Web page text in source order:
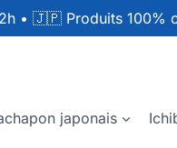
• 🇯🇵 Produits 100%
japonais